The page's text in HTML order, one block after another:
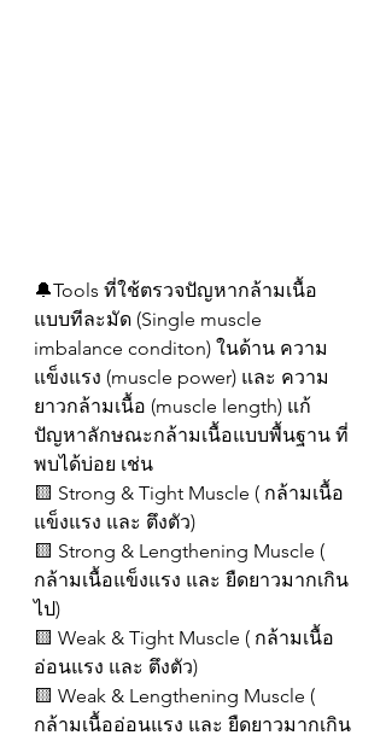
🔔Tools ที่ใช้ตรวจปัญหากล้ามเนื้อ
แบบทีละมัด (Single muscle
imbalance conditon) ในด้าน ความ
แข็งแรง (muscle power) และ ความ
ยาวกล้ามเนื้อ (muscle length) แก้
ปัญหาลักษณะกล้ามเนื้อแบบพื้นฐาน ที่
พบได้บ่อย เช่น
🟨 Strong & Tight Muscle ( กล้ามเนื้อ
แข็งแรง และ ตึงตัว)
🟨 Strong & Lengthening Muscle (
กล้ามเนื้อแข็งแรง และ ยืดยาวมากเกิน
ไป)
🟨 Weak & Tight Muscle ( กล้ามเนื้อ
อ่อนแรง และ ตึงตัว)
🟨 Weak & Lengthening Muscle (
กล้ามเนื้ออ่อนแรง และ ยืดยาวมากเกิน